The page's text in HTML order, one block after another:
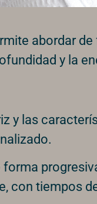
abordar
y la
y las
con tiempos